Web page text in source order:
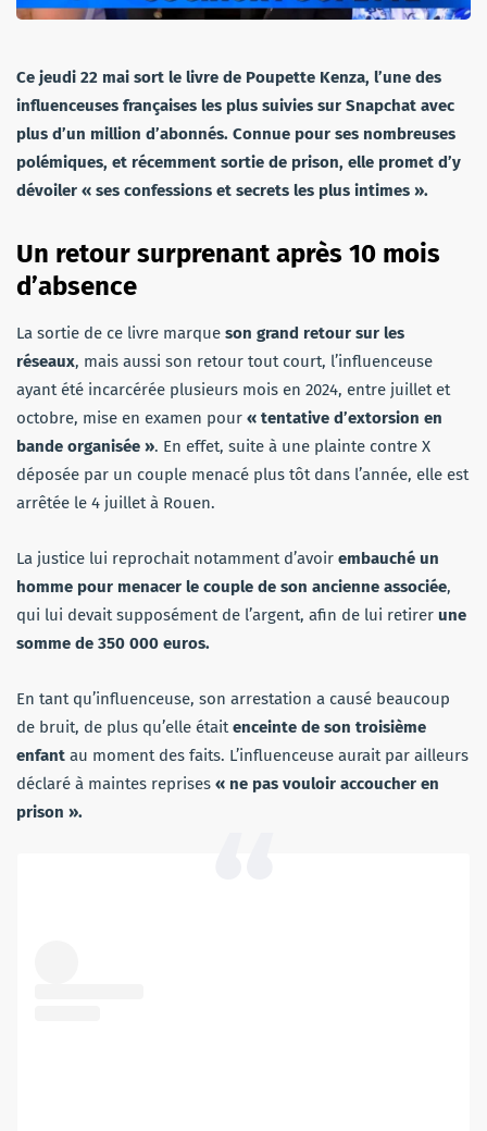
Ce jeudi 22 mai sort le livre de Poupette Kenza, l’une des
influenceuses françaises les plus suivies sur Snapchat avec
plus d’un million d’abonnés. Connue pour ses nombreuses
polémiques, et récemment sortie de prison, elle promet d’y
dévoiler « ses confessions et secrets les plus intimes ».
Un retour surprenant après 10 mois
d’absence
La sortie de ce livre marque son grand retour sur les
réseaux, mais aussi son retour tout court, l’influenceuse
ayant été incarcérée plusieurs mois en 2024, entre juillet et
octobre, mise en examen pour « tentative d’extorsion en
bande organisée ». En effet, suite à une plainte contre X
déposée par un couple menacé plus tôt dans l’année, elle est
arrêtée le 4 juillet à Rouen.
La justice lui reprochait notamment d’avoir embauché un
homme pour menacer le couple de son ancienne associée,
qui lui devait supposément de l’argent, afin de lui retirer une
somme de 350 000 euros.
En tant qu’influenceuse, son arrestation a causé beaucoup
de bruit, de plus qu’elle étaitenceinte de son troisième
enfant au moment des faits. L’influenceuse aurait par ailleurs
déclaré à maintes reprises « ne pas vouloir accoucher en
prison ».